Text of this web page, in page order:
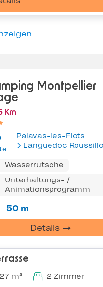
Montpellier
Km
Palavas-les-Flots
Languedoc
Wasserrutsche
Unterhaltungs- /
Animationsprogramm
50 m
Details
27 m² 2 Zimmer